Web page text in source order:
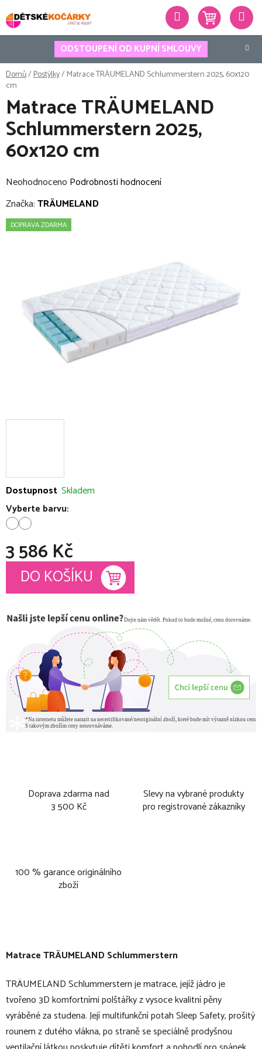
na
obsah
ODSTOUPENÍ OD KUPNÍ SMLOUVY
Hledat
Domů/Postýlky/Matrace TRÄUMELAND Schlummerstern 2025, 60x120
cm
Dostupnost Skladem
Vyberte barvu:
3 586 Kč
Měrná cena:
DO KOŠÍKU
Doprava zdarma nad
3 500 Kč
Slevy na vybrané produkty
pro registrované zákazníky
100 % garance originálního
zboží
Matrace TRÄUMELAND
Schlummerstern 2025,
60x120 cm
Průměrné
hodnocení
je
hvězdiček.
Neohodnoceno Podrobnosti hodnocení
Značka:TRÄUMELAND
DOPRAVA ZDARMA
Matrace TRÄUMELAND Schlummerstern
TRÄUMELAND Schlummerstern je matrace, jejíž jádro je
tvořeno 3D komfortními polštářky z vysoce kvalitní pěny
vyráběné za studena. Její multifunkční potah Sleep Safety, prošitý
rounem z dutého vlákna, po straně se speciálně prodyšnou